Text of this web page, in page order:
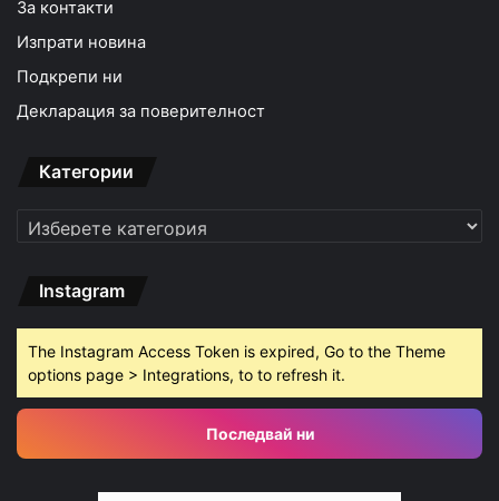
За контакти
Изпрати новина
Подкрепи ни
Декларация за поверителност
Категории
Категории
Instagram
The Instagram Access Token is expired, Go to the Theme
options page > Integrations, to to refresh it.
Последвай ни